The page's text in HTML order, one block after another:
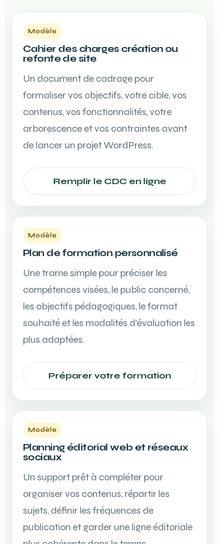
Modèle
Cahier des charges création ou
refonte de site
Un document de cadrage pour
formaliser vos objectifs, votre cible, vos
contenus, vos fonctionnalités, votre
arborescence et vos contraintes avant
de lancer un projet WordPress.
Remplir le CDC en ligne
Modèle
Plan de formation personnalisé
Une trame simple pour préciser les
compétences visées, le public concerné,
les objectifs pédagogiques, le format
souhaité et les modalités d’évaluation les
plus adaptées.
Préparer votre formation
Modèle
Planning éditorial web et réseaux
sociaux
Un support prêt à compléter pour
organiser vos contenus, répartir les
sujets, définir les fréquences de
publication et garder une ligne éditoriale